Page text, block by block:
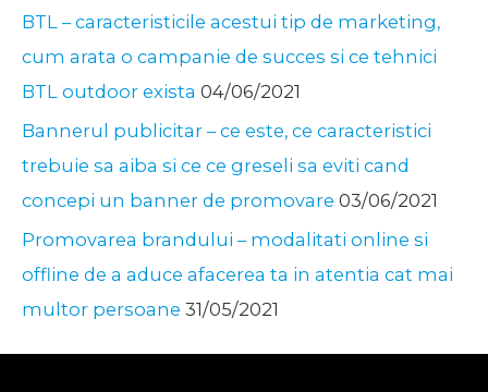
BTL – caracteristicile acestui tip de marketing,
cum arata o campanie de succes si ce tehnici
BTL outdoor exista 04/06/2021
Bannerul publicitar – ce este, ce caracteristici
trebuie sa aiba si ce ce greseli sa eviti cand
concepi un banner de promovare 03/06/2021
Promovarea brandului – modalitati online si
offline de a aduce afacerea ta in atentia cat mai
multor persoane 31/05/2021